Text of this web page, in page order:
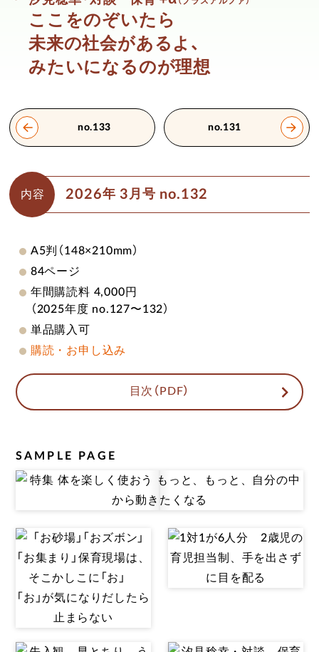
ここをのぞいたら
未来の社会があるよ、
みたいになるのが理想
no.133 no.131
内容 2026年 3月号 no.132
A5判（148×210mm）
84ページ
年間購読料 4,000円
（2025年度 no.127〜132）
単品購入可
購読・お申し込み
目次（PDF）
SAMPLE PAGE